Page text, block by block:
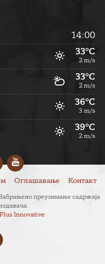
14:00
33°C
2 m/s
33°C
2 m/s
36°C
3 m/s
39°C
2 m/s
YouTube
Оглашавање Контакт
преузимање садржаја
Plus Innovative